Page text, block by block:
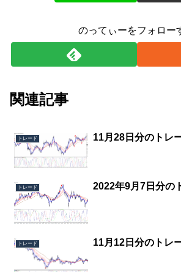
のってぃーをフォロー
関連記事
トレード 11月28日分のトレ
トレード 2022年9月7日分の
トレード 11月12日分のトレ